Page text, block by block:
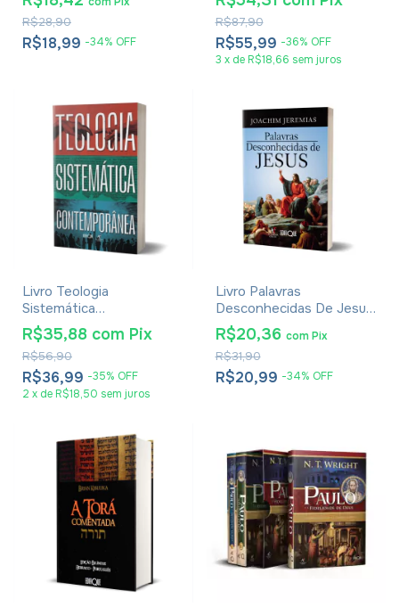
R$18,99 -34% OFF
R$28,90
Volume Único - Livros I, II,
III, IV, V, VI e VII
R$55,99 -36% OFF
R$87,90
3 x de R$18,66 sem juros
Livro Teologia
Sistemática
Contemporânea - Júlio
Andrade Ferreira
R$36,99 -35% OFF
R$56,90
R$35,88 com Pix
2 x de R$18,50 sem juros
Livro Palavras
Desconhecidas De Jesus
- Joachim Jeremias
R$20,99 -34% OFF
R$31,90
R$20,36 com Pix